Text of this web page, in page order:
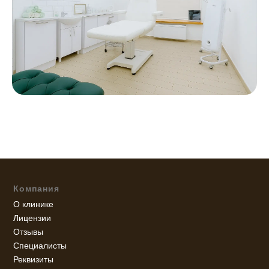
Компания
О клинике
Лицензии
Отзывы
Специалисты
Реквизиты